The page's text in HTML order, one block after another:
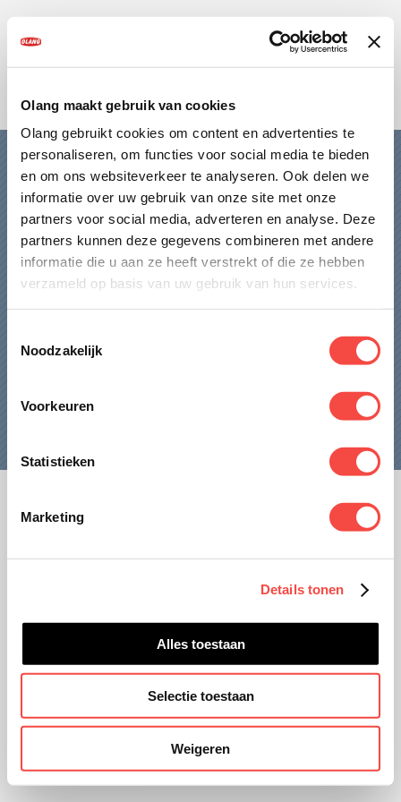
Olang maakt gebruik van cookies
Olang gebruikt cookies om content en advertenties te
personaliseren, om functies voor social media te bieden
en om ons websiteverkeer te analyseren. Ook delen we
informatie over uw gebruik van onze site met onze
partners voor social media, adverteren en analyse. Deze
partners kunnen deze gegevens combineren met andere
informatie die u aan ze heeft verstrekt of die ze hebben
verzameld op basis van uw gebruik van hun services.
Noodzakelijk
Voorkeuren
Statistieken
Marketing
Details tonen
Alles toestaan
Selectie toestaan
Weigeren
HOME
DAMES
HEREN
KIDS
OVER OLANG
FAQ
WINKELS
HOME
DAMES
HEREN
KIDS